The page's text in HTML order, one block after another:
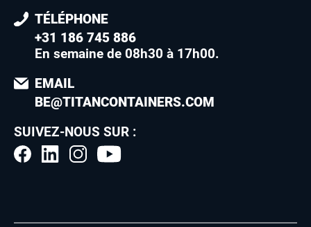
TÉLÉPHONE
+31 186 745 886
En semaine de 08h30 à 17h00.
EMAIL
BE@TITANCONTAINERS.COM
SUIVEZ-NOUS SUR :